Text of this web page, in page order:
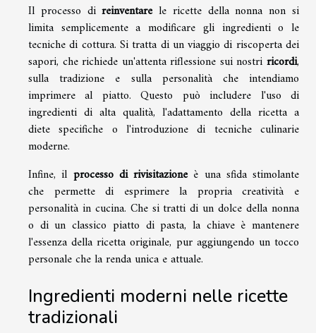
Il processo direinventarele ricette della nonna non si
limita semplicemente a modificare gli ingredienti o le
tecniche di cottura. Si tratta di un viaggio di riscoperta dei
sapori, che richiede un'attenta riflessione sui nostri ricordi,
sulla tradizione e sulla personalità che intendiamo
imprimere al piatto. Questo può includere l'uso di
ingredienti di alta qualità, l'adattamento della ricetta a
diete specifiche o l'introduzione di tecniche culinarie
moderne.
Infine, il processo di rivisitazioneè una sfida stimolante
che permette di esprimere la propria creatività e
personalità in cucina. Che si tratti di un dolce della nonna
o di un classico piatto di pasta, la chiave è mantenere
l'essenza della ricetta originale, pur aggiungendo un tocco
personale che la renda unica e attuale.
Ingredienti moderni nelle ricette
tradizionali